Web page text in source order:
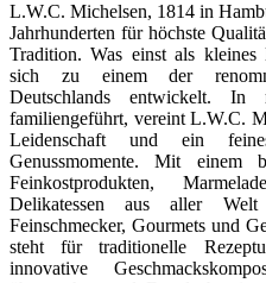
L.W.C. Michelsen, 1814 in
Jahrhunderten für höchste
Tradition. Was einst als kleines
sich zu einem der
Deutschlands entwickelt. In
familiengeführt, vereint L.W.C.
Leidenschaft und ein
Genussmomente. Mit einem
Feinkostprodukten,
Delikatessen aus aller
Feinschmecker, Gourmets und
steht für traditionelle
innovative